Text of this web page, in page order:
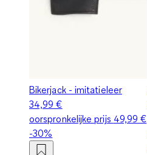
Bikerjack - imitatieleer
34,99 €
oorspronkelijke prijs 49,99 €
-30%